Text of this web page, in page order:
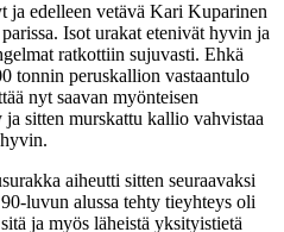
ja edelleen vetävä Kari Kuparinen
Isot urakat etenivät hyvin ja
ratkottiin sujuvasti. Ehkä
tonnin peruskallion vastaantulo
nyt saavan myönteisen
sitten murskattu kallio vahvistaa
aiheutti sitten seuraavaksi
luvun alussa tehty tieyhteys oli
ja myös läheistä yksityistietä